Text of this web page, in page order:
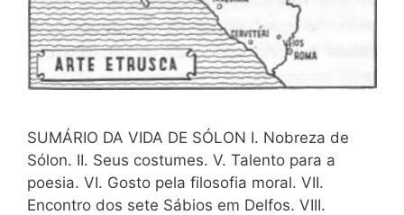
SUMÁRIO DA VIDA DE SÓLON I. Nobreza de
Sólon. II. Seus costumes. V. Talento para a
poesia. VI. Gosto pela filosofia moral. VII.
Encontro dos sete Sábios em Delfos. VIII.